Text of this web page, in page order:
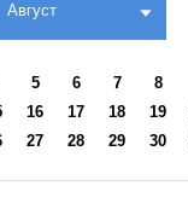
Август
5 6 7 8
16 17 18 19
27 28 29 30